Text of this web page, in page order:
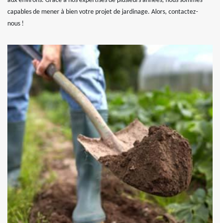
capables de mener à bien votre projet de jardinage. Alors, contactez-
nous !